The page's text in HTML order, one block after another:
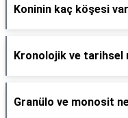
Koninin kaç köşesi
Kronolojik ve tarihsel
Granülo ve monosit